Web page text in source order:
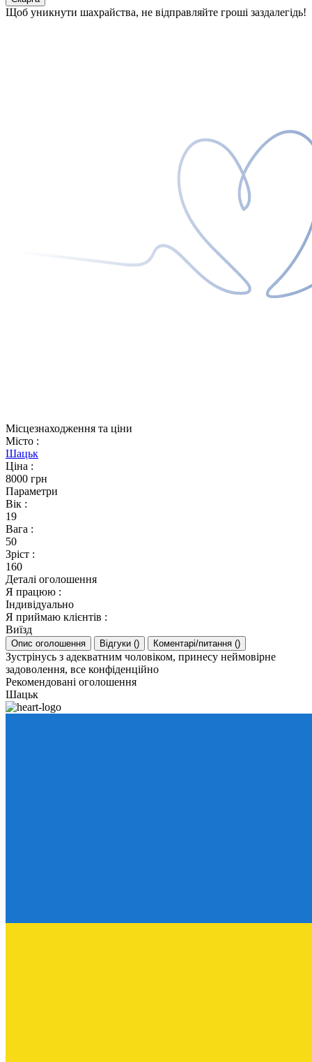
Щоб уникнути шахрайства, не відправляйте гроші заздалегідь!
Місцезнаходження та ціни
Місто :
Шацьк
Ціна :
8000 грн
Параметри
Вік :
19
Вага :
50
Зріст :
160
Деталі оголошення
Я працюю :
Індивідуально
Я приймаю клієнтів :
Виїзд
Опис оголошення Відгуки () Коментарі/питання ()
Зустрінусь з адекватним чоловіком, принесу неймовірне
задоволення, все конфіденційно
Рекомендовані оголошення
Шацьк